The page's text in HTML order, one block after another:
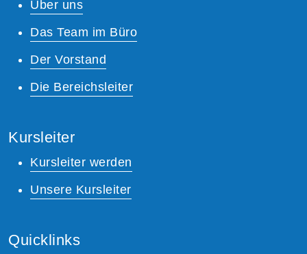
Über uns
Das Team im Büro
Der Vorstand
Die Bereichsleiter
Kursleiter
Kursleiter werden
Unsere Kursleiter
Quicklinks